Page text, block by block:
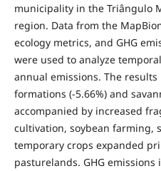
municipality in the Triângulo
region. Data from the
ecology metrics, and GHG
were used to analyze
annual emissions. The
formations (-5.66%) and
accompanied by increased
cultivation, soybean farming,
temporary crops expanded
pasturelands. GHG emissions